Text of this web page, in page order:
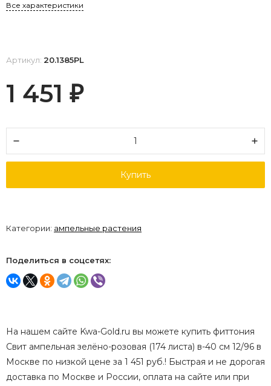
Все характеристики
Артикул: 20.1385PL
1 451 ₽
Купить
Категории: ампельные растения
Поделиться в соцсетях:
На нашем сайте Kwa-Gold.ru вы можете купить фиттония
Свит ампельная зелёно-розовая (174 листа) в-40 см 12/96 в
Москве по низкой цене за 1 451 руб.! Быстрая и не дорогая
доставка по Москве и России, оплата на сайте или при